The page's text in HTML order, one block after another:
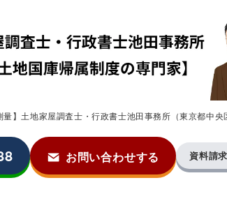
】土地家屋調査士・行政書士池田事務所（東京都中
お問い合わせする 資料請